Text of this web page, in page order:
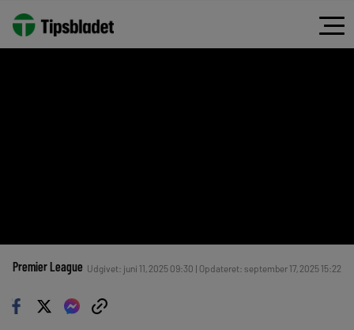
Premier League Udgivet: juni 11, 2025 09:30 | Opdateret: september 17, 2025 15:22